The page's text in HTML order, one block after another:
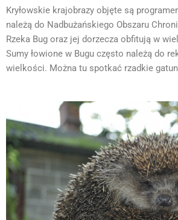
Kryłowskie krajobrazy objęte są
należą do Nadbużańskiego Obszaru
Rzeka Bug oraz jej dorzecza obfitują w
Sumy łowione w Bugu często należą do
wielkości. Można tu spotkać rzadkie